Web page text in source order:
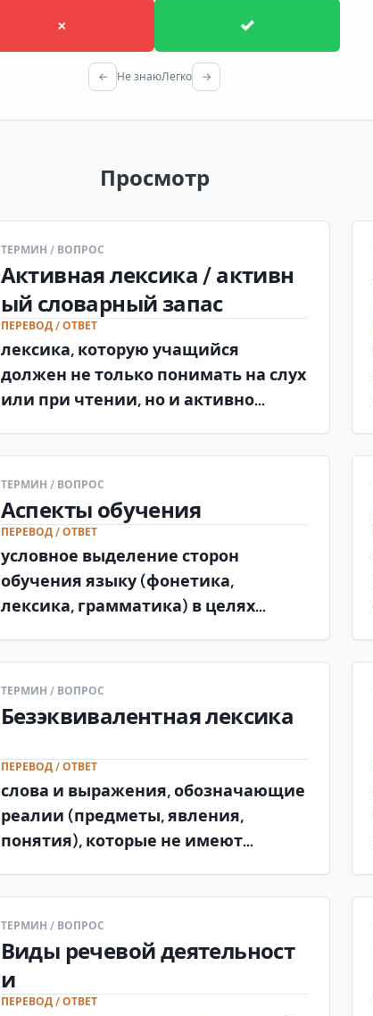
× ✓
← Не знаюЛегко →
Просмотр
ТЕРМИН / ВОПРОС
Активная лексика / активн
ый словарный запас
ПЕРЕВОД / ОТВЕТ
лексика, которую учащийся
должен не только понимать на слух
или при чтении, но и активно
ТЕРМИН / ВОПРОС
Аспекты обучения
ПЕРЕВОД / ОТВЕТ
условное выделение сторон
обучения языку (фонетика,
лексика, грамматика) в целях
ТЕРМИН / ВОПРОС
Безэквивалентная лексика
ПЕРЕВОД / ОТВЕТ
слова и выражения, обозначающие
реалии (предметы, явления,
понятия), которые не имеют
ТЕРМИН / ВОПРОС
Виды речевой деятельност
и
ПЕРЕВОД / ОТВЕТ